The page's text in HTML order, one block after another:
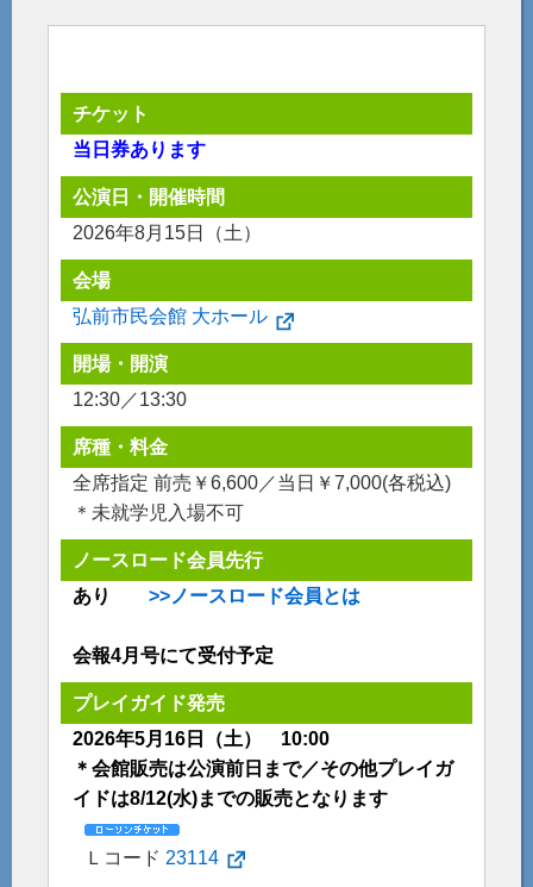
チケット
当日券あります
公演日・開催時間
2026年8月15日（土）
会場
弘前市民会館 大ホール
開場・開演
12:30／13:30
席種・料金
全席指定 前売￥6,600／当日￥7,000(各税込)
＊未就学児入場不可
ノースロード会員先行
あり >>ノースロード会員とは
会報4月号にて受付予定
プレイガイド発売
2026年5月16日（土） 10:00
＊会館販売は公演前日まで／その他プレイガ
イドは8/12(水)までの販売となります
Ｌコード 23114